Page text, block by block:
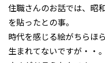
住職さんのお話では、昭
を貼ったとの事。
時代を感じる絵がちらほ
生まれてないですが・・